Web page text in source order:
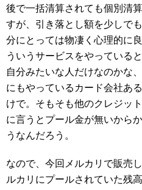
後で一括清算されても個別清
すが、引き落とし額を少しで
分にとっては物凄く心理的に
ういうサービスをやっている
自分みたいな人だけなのかな
にもやっているカード会社あ
けで。そもそも他のクレジッ
に言うとプール金が無いから
うなんだろう。
なので、今回メルカリで販売
ルカリにプールされていた残